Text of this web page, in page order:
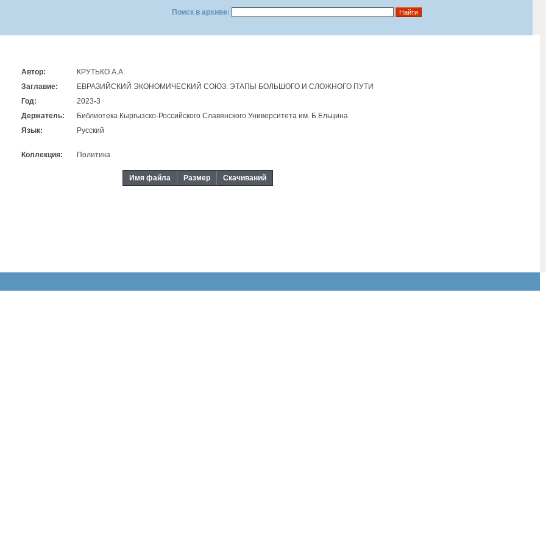
Поиск в архиве:
Автор:
КРУТЬКО А.А.
Заглавие:
ЕВРАЗИЙСКИЙ ЭКОНОМИЧЕСКИЙ СОЮЗ: ЭТАПЫ БОЛЬШОГО И СЛОЖНОГО ПУТИ
Год:
2023-3
Держатель:
Библиотека Кыргызско-Российского Славянского Университета им. Б.Eльцина
Язык:
Русский
Коллекция: Политика
Имя файла Размер Скачиваний